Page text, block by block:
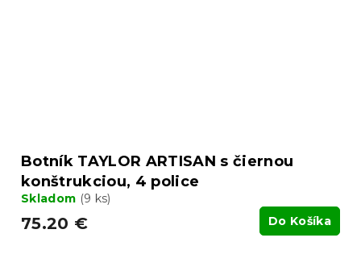
Botník TAYLOR ARTISAN s čiernou
konštrukciou, 4 police
Skladom (9 ks)
75.20 € Do Košíka